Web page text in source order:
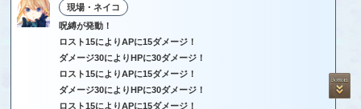
現場・ネイコ
呪縛が発動！
ロスト15によりAPに15ダメージ！
ダメージ30によりHPに30ダメージ！
ロスト15によりAPに15ダメージ！
ダメージ30によりHPに30ダメージ！
ロスト15によりAPに15ダメージ！